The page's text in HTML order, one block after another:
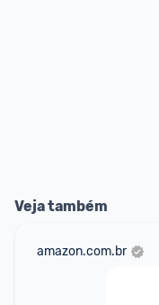
Veja também
amazon.com.br